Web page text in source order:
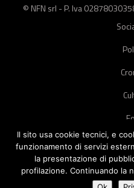
© NFN srl - P. Iva
Il sito usa cookie tecnici, e
funzionamento di servizi
la presentazione di
profilazione. Continuando la